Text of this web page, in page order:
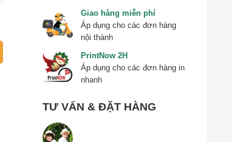
Giao hàng miễn phí
Áp dụng cho các đơn hàng
nội thành
PrintNow 2H
Áp dụng cho các đơn hàng in
nhanh
TƯ VẤN & ĐẶT HÀNG